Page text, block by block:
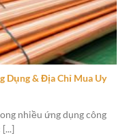
Dụng & Địa Chỉ Mua Uy
nhiều ứng dụng công